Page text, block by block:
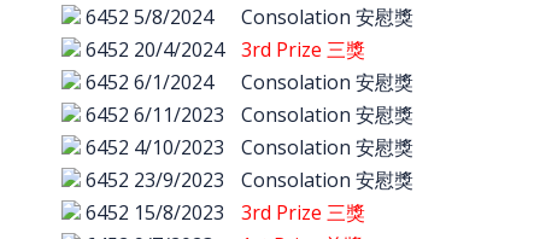
6452 5/8/2024
Consolation 安慰獎
6452 20/4/2024
3rd Prize 三獎
6452 6/1/2024
Consolation 安慰獎
6452 6/11/2023
Consolation 安慰獎
6452 4/10/2023
Consolation 安慰獎
6452 23/9/2023
Consolation 安慰獎
6452 15/8/2023
3rd Prize 三獎